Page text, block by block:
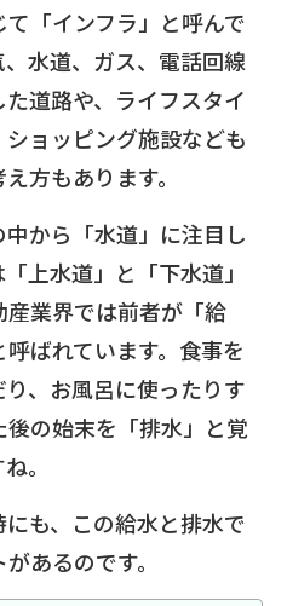
「インフラ」と呼んで
水道、ガス、電話回線
道路や、ライフスタイ
ョッピング施設なども
方もあります。
から「水道」に注目し
上水道」と「下水道」
業界では前者が「給
ばれています。食事を
、お風呂に使ったりす
の始末を「排水」と覚
。
も、この給水と排水で
あるのです。